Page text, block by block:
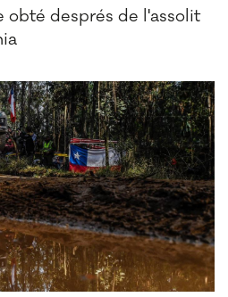
obté després de l'assolit